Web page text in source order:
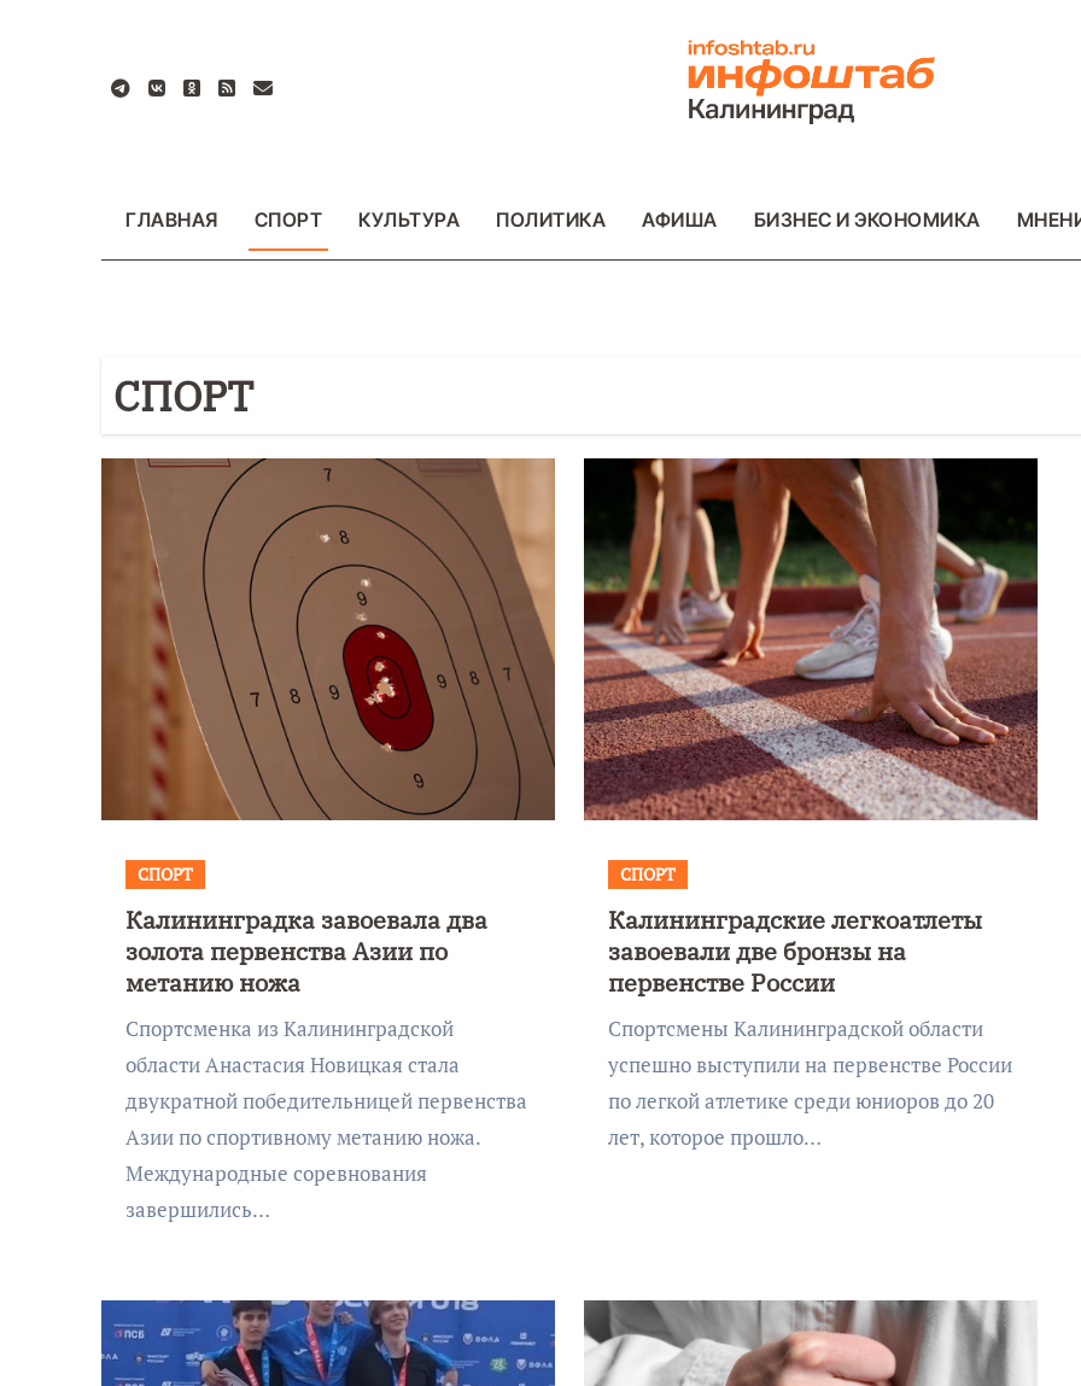
содержанию
ГЛАВНАЯ СПОРТ КУЛЬТУРА ПОЛИТИКА АФИША БИЗНЕС И ЭКОНОМИКА
СПОРТ
СПОРТ
Калининградка завоевала два
золота первенства Азии по
метанию ножа
Спортсменка из Калининградской
области Анастасия Новицкая стала
двукратной победительницей первенства
Азии по спортивному метанию ножа.
Международные соревнования
завершились…
СПОРТ
Калининградские легкоатлеты
завоевали две бронзы на
первенстве России
Спортсмены Калининградской области
успешно выступили на первенстве России
по легкой атлетике среди юниоров до 20
лет, которое прошло…
ВАЖНОЕ ОБЩЕСТВО ФОТО
Уникальное
северное сияние
запечатлели над
Балтикой
ОБЩЕСТВО ФОТО
Фотокадры, как
Калининград
завалило после
снежного бурана
за